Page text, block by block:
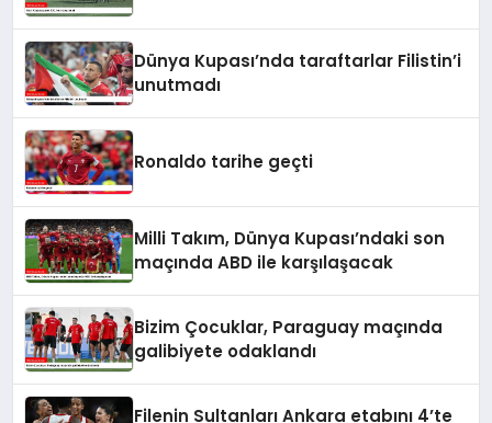
Dünya Kupası’nda taraftarlar Filistin’i
unutmadı
Ronaldo tarihe geçti
Milli Takım, Dünya Kupası’ndaki son
maçında ABD ile karşılaşacak
Bizim Çocuklar, Paraguay maçında
galibiyete odaklandı
Filenin Sultanları Ankara etabını 4’te